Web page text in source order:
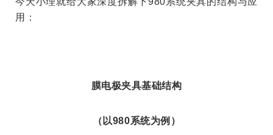
用：
膜电极夹具基础结构
（以980系统为例）